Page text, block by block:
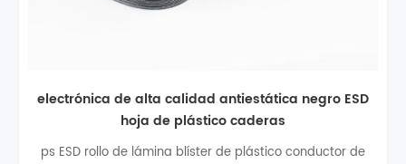
electrónica de alta calidad antiestática negro ESD
hoja de plástico caderas
ps ESD rollo de lámina blíster de plástico conductor de